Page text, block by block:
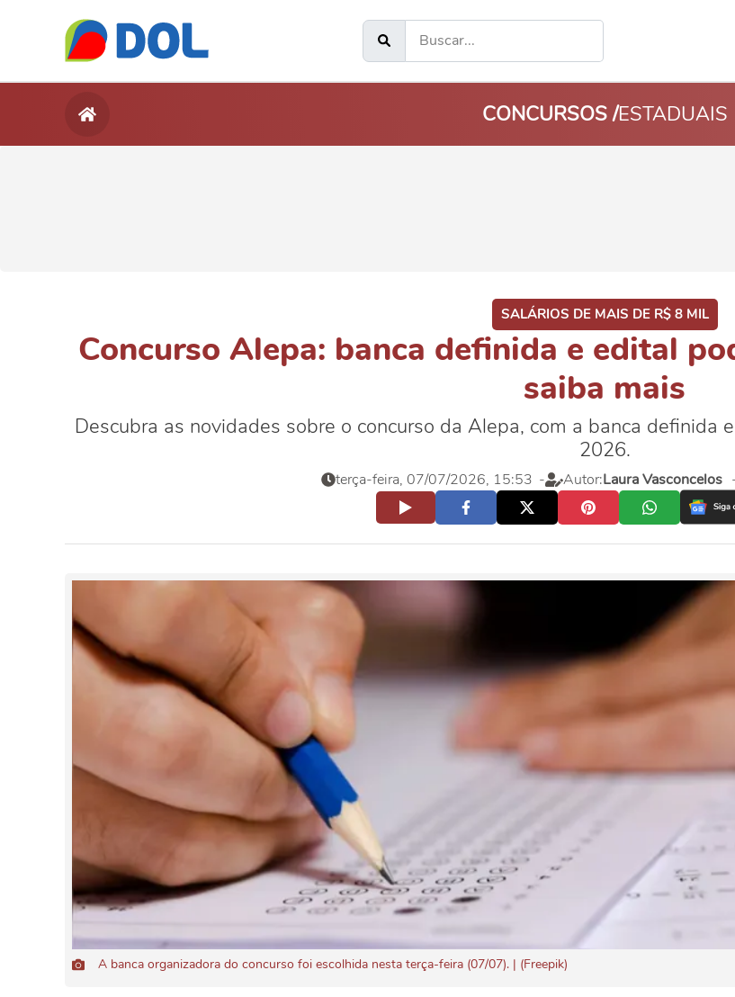
CONCURSOS /ESTADUAIS
SALÁRIOS DE MAIS DE R$ 8 MIL
Concurso Alepa: banca definida e edital
saiba mais
Descubra as novidades sobre o concurso da Alepa, com a banca definida
2026.
terça-feira, 07/07/2026, 15:53 - Autor:Laura Vasconcelos
A banca organizadora do concurso foi escolhida nesta terça-feira (07/07). | (Freepik)